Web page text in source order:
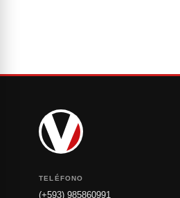
TELÉFONO
(+593) 985860991